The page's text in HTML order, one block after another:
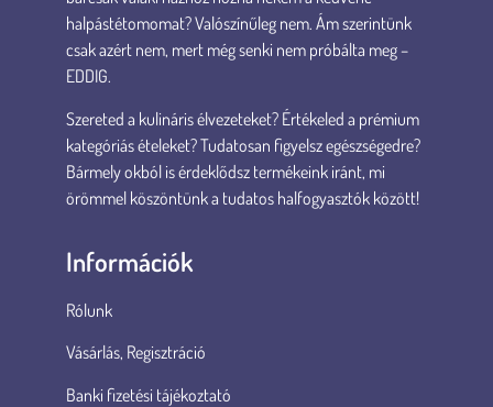
halpástétomomat? Valószínűleg nem. Ám szerintünk
csak azért nem, mert még senki nem próbálta meg –
EDDIG.
Szereted a kulináris élvezeteket? Értékeled a prémium
kategóriás ételeket? Tudatosan figyelsz egészségedre?
Bármely okból is érdeklődsz termékeink iránt, mi
örömmel köszöntünk a tudatos halfogyasztók között!
Információk
Rólunk
Vásárlás, Regisztráció
Banki fizetési tájékoztató